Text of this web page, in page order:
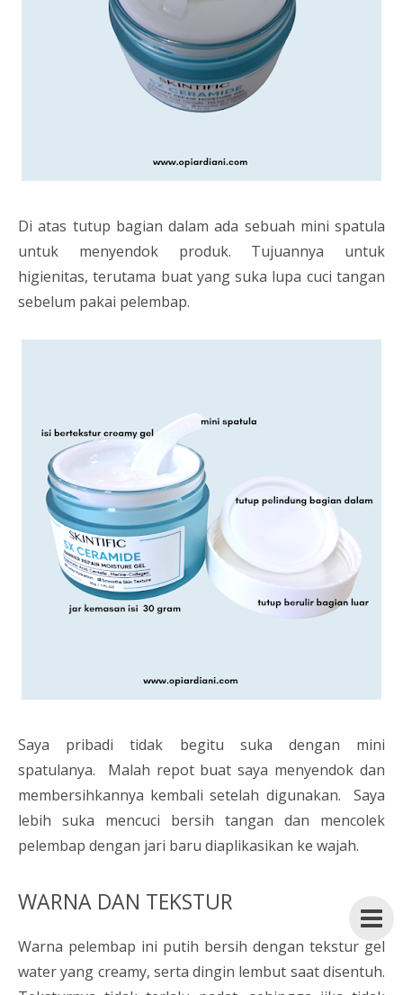
Di atas tutup bagian dalam ada sebuah mini spatula
untuk menyendok produk. Tujuannya untuk
higienitas, terutama buat yang suka lupa cuci tangan
sebelum pakai pelembap.
Saya pribadi tidak begitu suka dengan mini
spatulanya. Malah repot buat saya menyendok dan
membersihkannya kembali setelah digunakan. Saya
lebih suka mencuci bersih tangan dan mencolek
pelembap dengan jari baru diaplikasikan ke wajah.
WARNA DAN TEKSTUR
Warna pelembap ini putih bersih dengan tekstur gel
water yang creamy, serta dingin lembut saat disentuh.